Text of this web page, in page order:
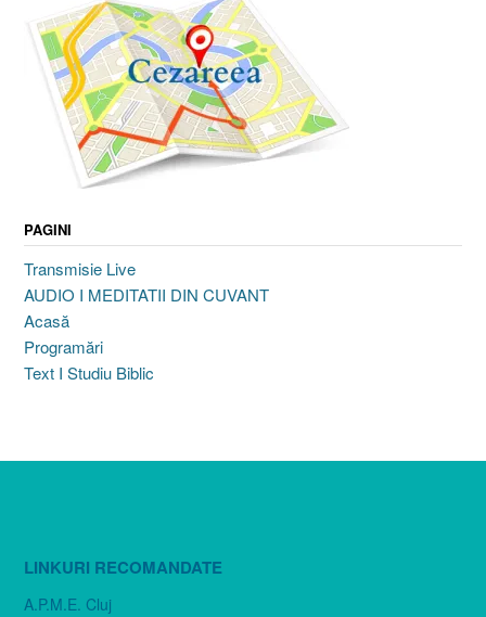
PAGINI
Transmisie Live
AUDIO I MEDITATII DIN CUVANT
Acasă
Programări
Text I Studiu Biblic
LINKURI RECOMANDATE
A.P.M.E. Cluj